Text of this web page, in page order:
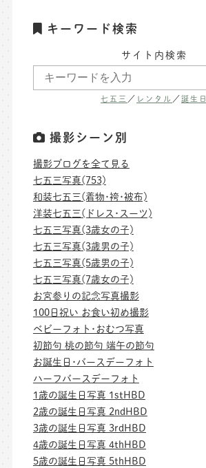
キーワード検索
サイト内検索
七五三 ／ レンタル ／誕生日
撮影シーン別
撮影ブログを全て見る
七五三写真(753)
和装七五三(着物･袴･被布)
洋装七五三(ドレス･スーツ)
七五三写真(3歳女の子)
七五三写真(3歳男の子)
七五三写真(5歳男の子)
七五三写真(7歳女の子)
お宮参りの記念写真撮影
100日祝い お食い初め撮影
ベビーフォト･おむつ写真
初節句 桃の節句 端午の節句
お誕生日･バースデーフォト
ハーフバースデーフォト
1歳の誕生日写真 1stHBD
2歳の誕生日写真 2ndHBD
3歳の誕生日写真 3rdHBD
4歳の誕生日写真 4thHBD
5歳の誕生日写真 5thHBD